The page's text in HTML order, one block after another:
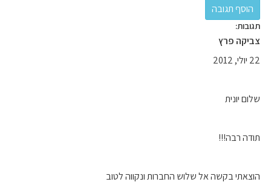
תגובות:
צביקה פרץ
22 יולי, 2012
שלום יונית
תודה רבה!!!
הוצאתי בקשה אל שלוש החברות ונקווה לטוב